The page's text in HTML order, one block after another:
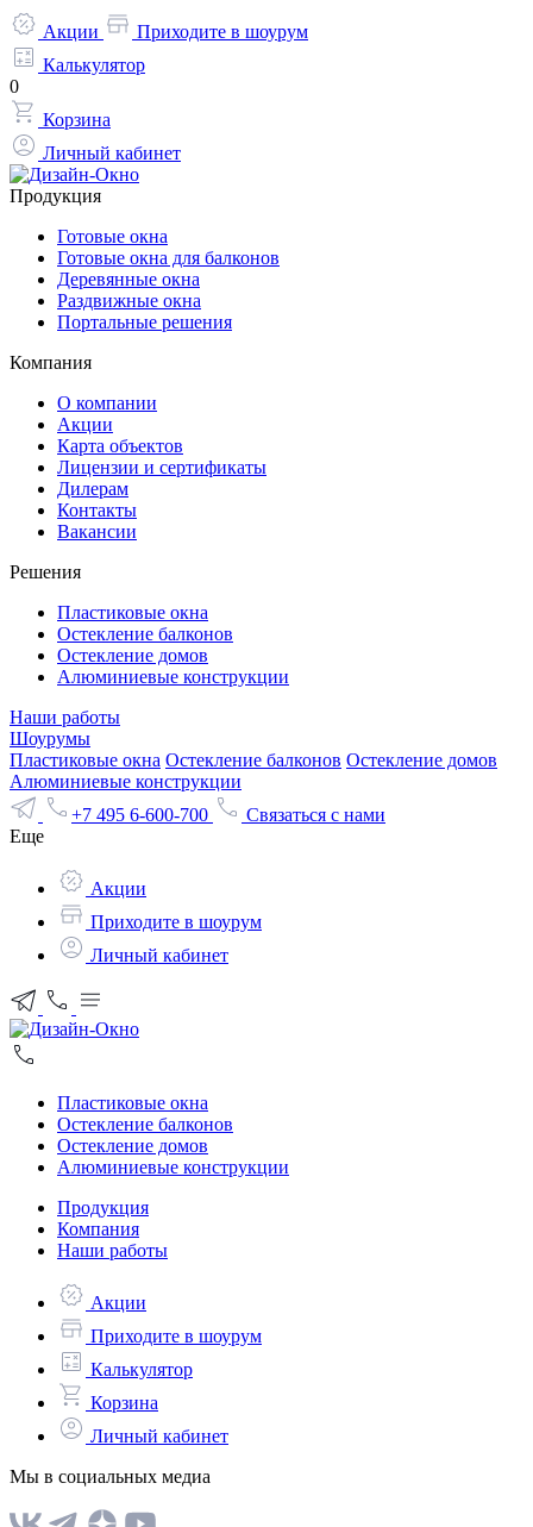
Акции
Приходите в шоурум
Калькулятор
0
Корзина
Личный кабинет
Продукция
Готовые окна
Готовые окна для балконов
Деревянные окна
Раздвижные окна
Портальные решения
Компания
О компании
Акции
Карта объектов
Лицензии и сертификаты
Дилерам
Контакты
Вакансии
Решения
Пластиковые окна
Остекление балконов
Остекление домов
Алюминиевые конструкции
Наши работы
Шоурумы
Пластиковые окна Остекление балконов Остекление домов
Алюминиевые конструкции
+7 495 6-600-700
Связаться с нами
Еще
Акции
Приходите в шоурум
Личный кабинет
Пластиковые окна
Остекление балконов
Остекление домов
Алюминиевые конструкции
Продукция
Компания
Наши работы
Акции
Приходите в шоурум
Калькулятор
Корзина
Личный кабинет
Мы в социальных медиа